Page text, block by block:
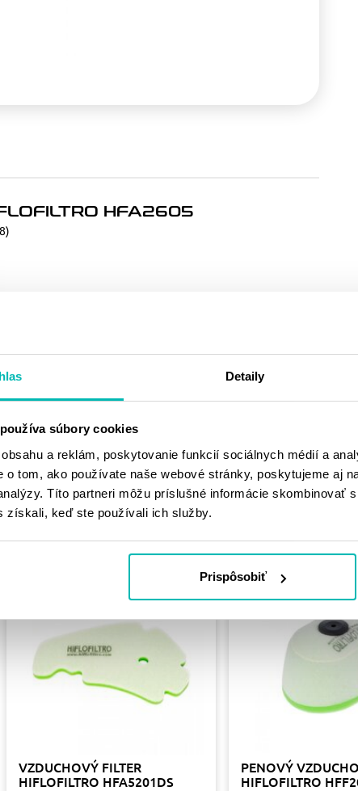
Detaily
súbory cookies
a reklám, poskytovanie funkcií sociálnych médií a
o tom, ako používate naše webové stránky, poskytujeme aj
Títo partneri môžu príslušné informácie skombinovať
získali, keď ste používali ich služby.
Prispôsobiť
HFA2605
VÁM PÁČIŤ
PODOBNÉ
PRODUKTY
VZDUCHOVÝ FILTER
HIFLOFILTRO HFA5201DS
PENOVÝ
HIFLOFILTRO